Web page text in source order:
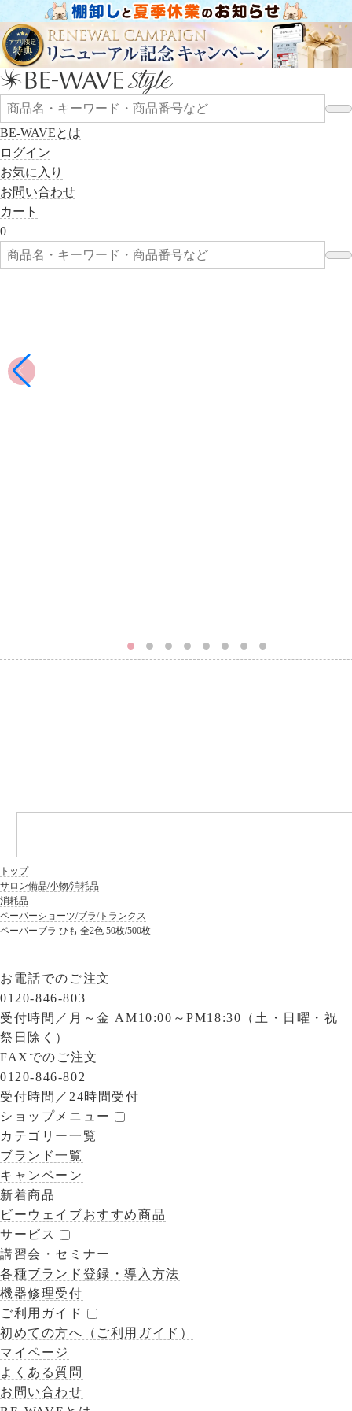
BE-WAVEとは
ログイン
お気に入り
お問い合わせ
カート
0
トップ
サロン備品/小物/消耗品
消耗品
ペーパーショーツ/ブラ/トランクス
ペーパーブラ ひも 全2色 50枚/500枚
お電話でのご注文
0120-846-803
受付時間／ 月～金 AM10:00～PM18:30（土・日曜・祝
祭日除く）
FAXでのご注文
0120-846-802
受付時間／ 24時間受付
ショップメニュー
カテゴリー一覧
ブランド一覧
キャンペーン
新着商品
ビーウェイブおすすめ商品
サービス
講習会・セミナー
各種ブランド登録・導入方法
機器修理受付
ご利用ガイド
初めての方へ（ご利用ガイド）
マイページ
よくある質問
お問い合わせ